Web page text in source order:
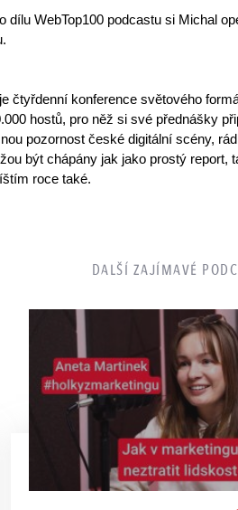
dílu WebTop100 podcastu si Michal
čtyřdenní konference světového
hostů, pro něž si své přednášky
pozornost české digitální scény,
být chápány jak jako prostý
roce také.
DALŠÍ ZAJÍMAVÉ